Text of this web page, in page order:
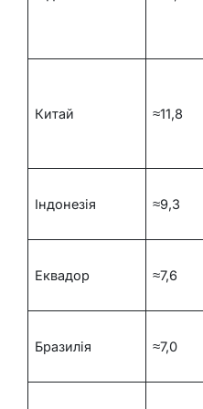
Китай ≈11,8
Індонезія ≈9,3
Еквадор ≈7,6
Бразилія ≈7,0